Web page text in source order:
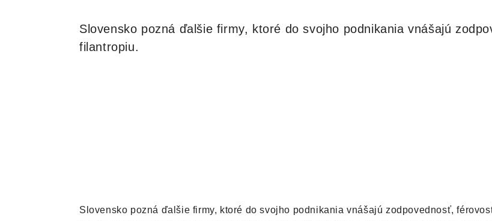
Slovensko pozná ďalšie firmy, ktoré do svojho podnikania vnášajú
filantropiu.
Slovensko pozná ďalšie firmy, ktoré do svojho podnikania vnášajú zodpovednosť,